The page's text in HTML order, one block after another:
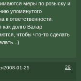
меры по розыску и
упомянутого
к ответственности.
как долго Валар
чтобы что-то сделать
29
2008-01-25